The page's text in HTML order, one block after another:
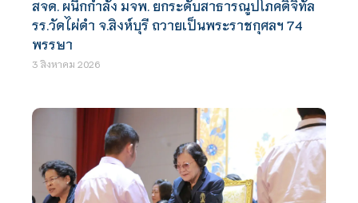
สจด. ผนึกกำลัง มจพ. ยกระดับสาธารณูปโภคดิจิทัล
รร.วัดไผ่ดำ จ.สิงห์บุรี ถวายเป็นพระราชกุศลฯ 74
พรรษา
3 สิงหาคม 2026